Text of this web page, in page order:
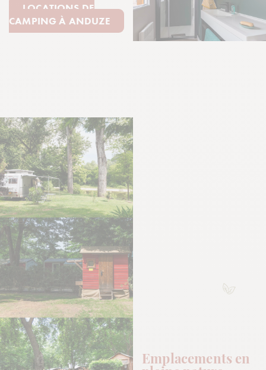
LOCATIONS DE
CAMPING À ANDUZE
Emplacements en